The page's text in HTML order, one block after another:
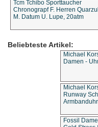
Tcm Tchibo Sporttaucher
Chronograpf F. Herren
M. Datum U. Lupe, 20atm
Beliebteste Artikel:
Michael
Damen -
Michael
Runway
Fossil